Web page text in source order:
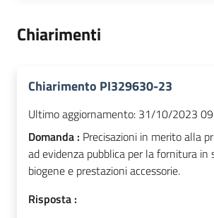
Chiarimenti
Chiarimento PI329630-23
Ultimo aggiornamento: 31/10/2023
Domanda : Precisazioni in merito alla
ad evidenza pubblica per la fornitura in
biogene e prestazioni accessorie.
Risposta :